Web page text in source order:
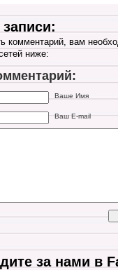
комментарий, вам
ниже:
Ваше Имя
Ваш E-mail
за нами в